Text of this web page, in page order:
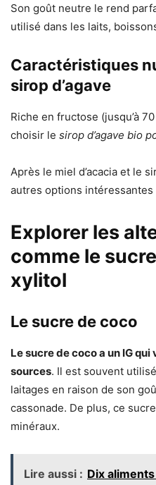
Son goût neutre le rend
utilisé dans les laits,
Caractéristiques
sirop d’agave
Riche en fructose (jusqu’à
choisir le sirop d’agave bio
Après le miel d’acacia et le
autres options
Explorer les
comme le
xylitol
Le sucre de coco
Le sucre de coco a un IG
sources. Il est souvent
laitages en raison de son
cassonade. De plus, ce
minéraux.
Lire aussi : Dix